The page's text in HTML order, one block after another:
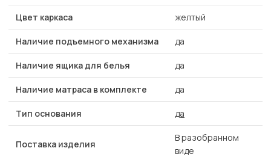
Цвет каркаса желтый
Наличие подъемного механизма да
Наличие ящика для белья да
Наличие матраса в комплекте да
Тип основания да
Поставка изделия
В разобранном
виде